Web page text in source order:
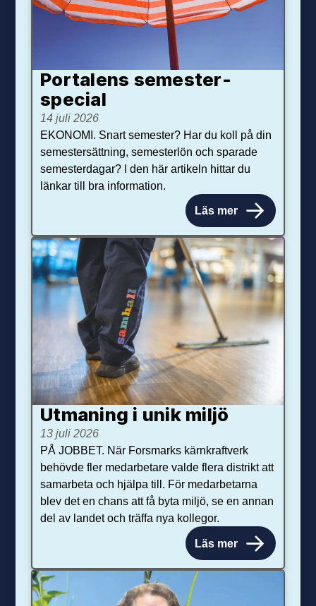
Portalens semester­
special
14 juli 2026
EKONOMI. Snart semester? Har du koll på din
semestersättning, semesterlön och sparade
semesterdagar? I den här artikeln hittar du
länkar till bra information.
Läs mer
Utmaning i unik miljö
13 juli 2026
PÅ JOBBET. När Forsmarks kärnkraftverk
behövde fler medarbetare valde flera distrikt att
samarbeta och hjälpa till. För medarbetarna
blev det en chans att få byta miljö, se en annan
del av landet och träffa nya kollegor.
Läs mer